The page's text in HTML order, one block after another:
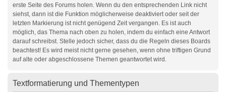
erste Seite des Forums holen. Wenn du den entsprechenden Link nicht
siehst, dann ist die Funktion möglicherweise deaktiviert oder seit der
letzten Markierung ist nicht genügend Zeit vergangen. Es ist auch
möglich, das Thema nach oben zu holen, indem du einfach eine Antwort
darauf schreibst. Stelle jedoch sicher, dass du die Regeln dieses Boards
beachtest! Es wird meist nicht gerne gesehen, wenn ohne triftigen Grund
auf alte oder abgeschlossene Themen geantwortet wird.
Textformatierung und Thementypen